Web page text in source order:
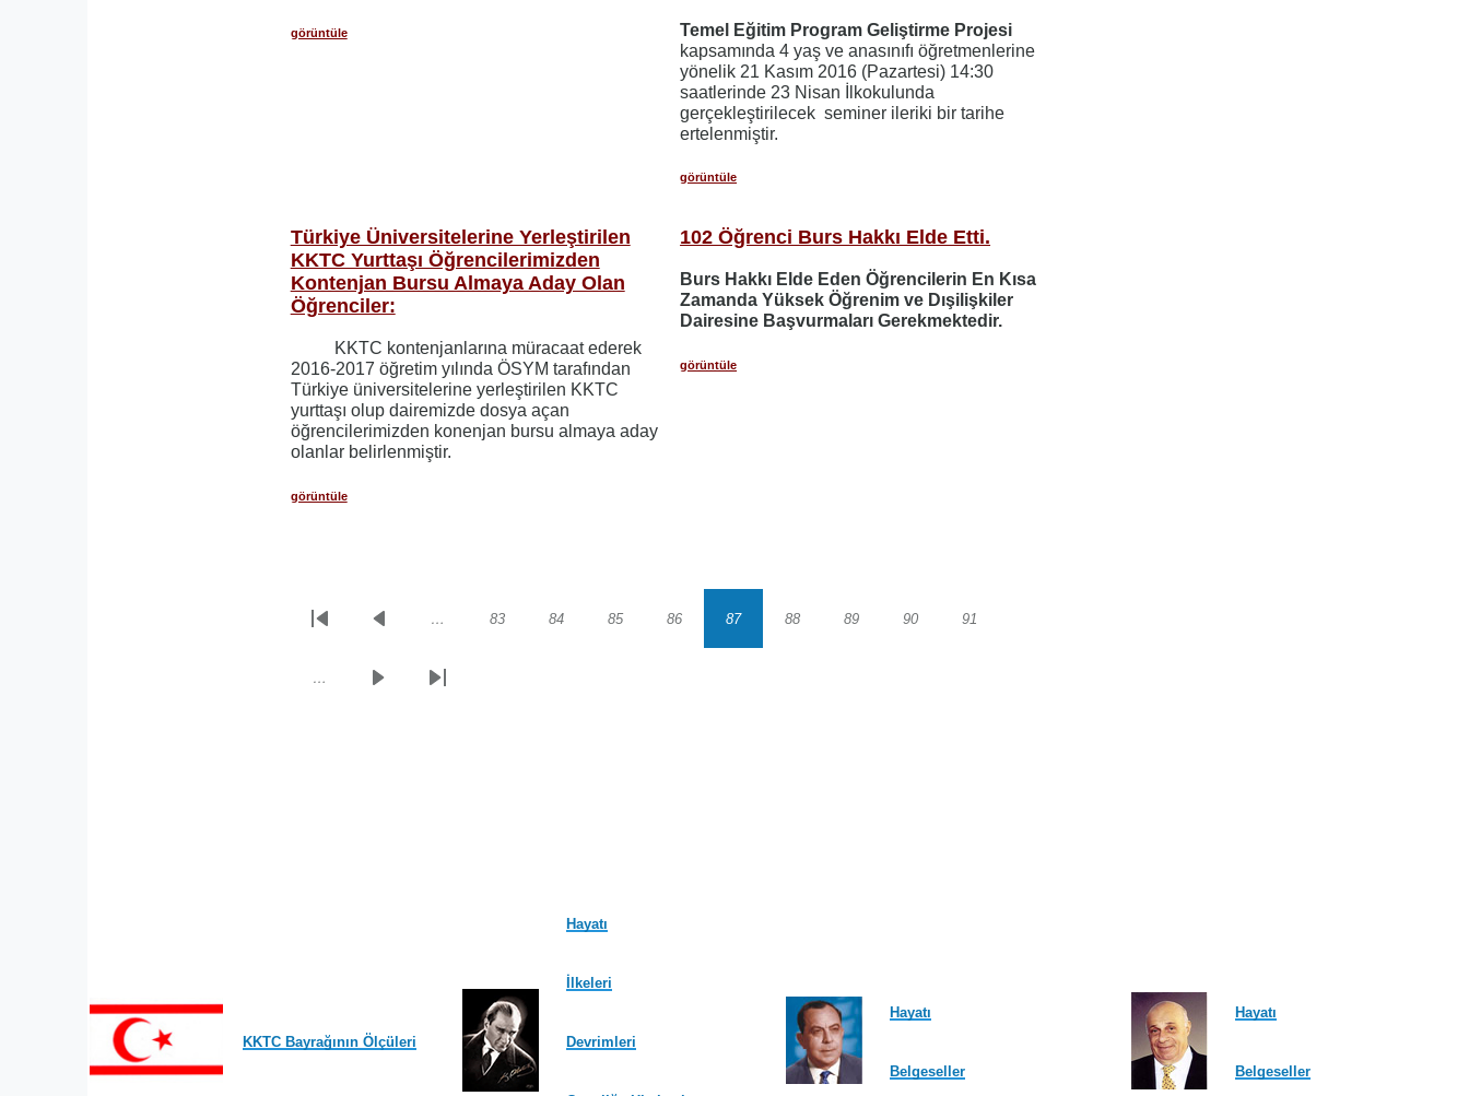
görüntüle
Temel Eğitim Program Geliştirme Projesi
kapsamında 4 yaş ve anasınıfı öğretmenlerine
yönelik 21 Kasım 2016 (Pazartesi) 14:30
saatlerinde 23 Nisan İlkokulunda
gerçekleştirilecek seminer ileriki bir tarihe
ertelenmiştir.
görüntüle
Türkiye Üniversitelerine Yerleştirilen
KKTC Yurttaşı Öğrencilerimizden
Kontenjan Bursu Almaya Aday Olan
Öğrenciler:
KKTC kontenjanlarına müracaat ederek
2016-2017 öğretim yılında ÖSYM tarafından
Türkiye üniversitelerine yerleştirilen KKTC
yurttaşı olup dairemizde dosya açan
öğrencilerimizden konenjan bursu almaya aday
olanlar belirlenmiştir.
görüntüle
102 Öğrenci Burs Hakkı Elde Etti.
Burs Hakkı Elde Eden Öğrencilerin En Kısa
Zamanda Yüksek Öğrenim ve Dışilişkiler
Dairesine Başvurmaları Gerekmektedir.
görüntüle
Sayfalama
İlk
Önceki
… Sayfa
83 Sayfa
84 Sayfa
85 Sayfa
86 Sayfa
87 Sayfa
88 Sayfa
89 Sayfa
90 Sayfa
91
…
Sonraki
Son
KKTC Bayrağının Ölçüleri
Hayatı
İlkeleri
Devrimleri
Hayatı
Belgeseller
Hayatı
Belgeseller